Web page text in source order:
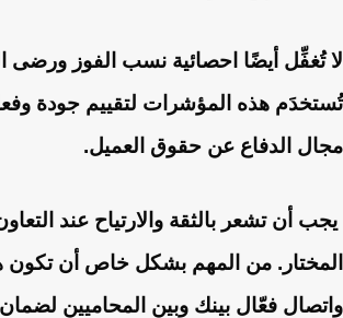
لا تُغفِّل أيضًا احصائية نسب الفوز ورضى
تُستخدَم هذه المؤشرات لتقييم جودة
مجال الدفاع عن حقوق العميل.
يجب أن تشعر بالثقة والارتياح عند
المختار. من المهم بشكل خاص أن تكون
واتصال فعّال بينك وبين المحاميين لضمان